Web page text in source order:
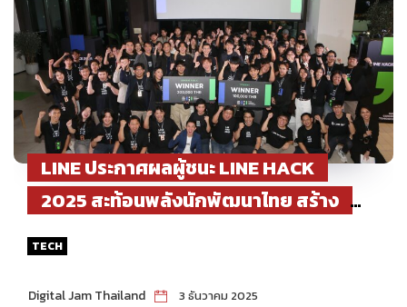
LINE ประกาศผลผู้ชนะ LINE HACK
2025 สะท้อนพลังนักพัฒนาไทย สร้าง
นวัตกรรมแก้ปัญหาจริงให้สังคม
TECH
Digital Jam Thailand 3 ธันวาคม 2025